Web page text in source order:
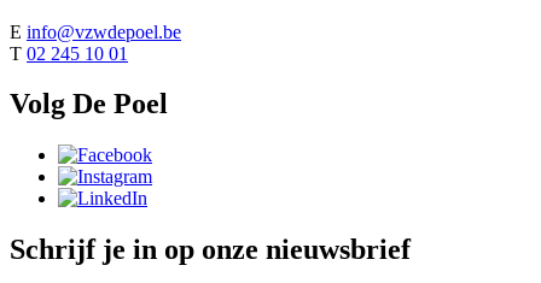
E info@vzwdepoel.be
T 02 245 10 01
Volg De Poel
Schrijf je in op onze nieuwsbrief